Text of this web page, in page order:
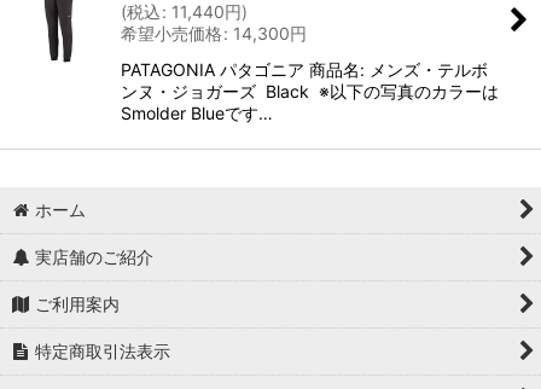
(税込: 11,440円)
希望小売価格: 14,300円
PATAGONIA パタゴニア 商品名: メンズ・テルボ
ンヌ・ジョガーズ Black ※以下の写真のカラーは
Smolder Blueです…
ホーム
実店舗のご紹介
ご利用案内
特定商取引法表示